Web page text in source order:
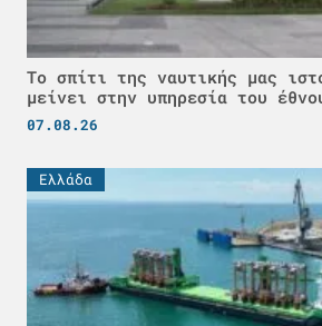
Το σπίτι της ναυτικής μας
μείνει στην υπηρεσία του
07.08.26
Ελλάδα